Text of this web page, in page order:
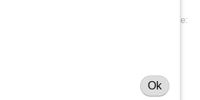
t/m 2015, voor tractoren vanaf 2016 zie:
Ok